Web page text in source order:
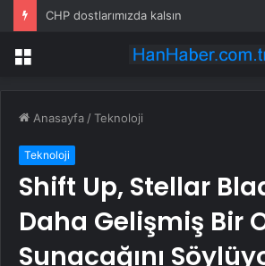
CHP dostlarımızda kalsın
Menü
Anasayfa /Teknoloji
Teknoloji
Shift Up, Stellar
Daha Gelişmiş Bir
Sunacağını